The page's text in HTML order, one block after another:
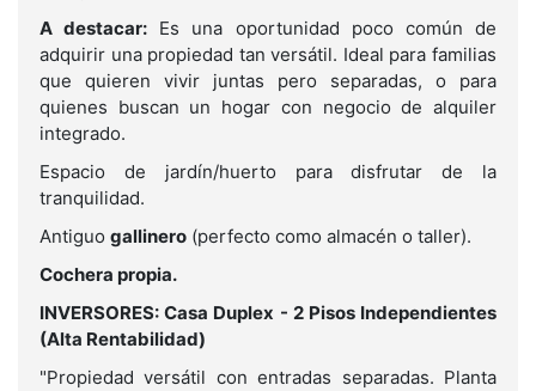
A destacar: Es una oportunidad poco común de
adquirir una propiedad tan versátil. Ideal para familias
que quieren vivir juntas pero separadas, o para
quienes buscan un hogar con negocio de alquiler
integrado.
Espacio de jardín/huerto para disfrutar de la
tranquilidad.
Antiguo gallinero (perfecto como almacén o taller).
Cochera propia.
INVERSORES: Casa Duplex - 2 Pisos Independientes
(Alta Rentabilidad)
"Propiedad versátil con entradas separadas. Planta